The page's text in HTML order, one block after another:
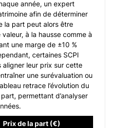
année, un expert
afin de déterminer
la part peut alors être
à la hausse comme à
une marge de ±10 %
certaines SCPI
aligner leur prix sur cette
une surévaluation ou
retrace l’évolution du
permettant d’analyser
Prix de la part (€)